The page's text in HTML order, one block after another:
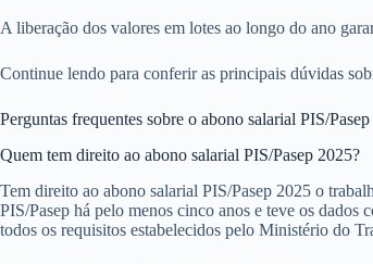
A liberação dos valores em lotes ao longo do ano
Continue lendo para conferir as principais dúvidas
Perguntas frequentes sobre o abono salarial PIS/
Quem tem direito ao abono salarial PIS/Pasep 2025?
Tem direito ao abono salarial PIS/Pasep 2025 o
PIS/Pasep há pelo menos cinco anos e teve os
todos os requisitos estabelecidos pelo Ministério do